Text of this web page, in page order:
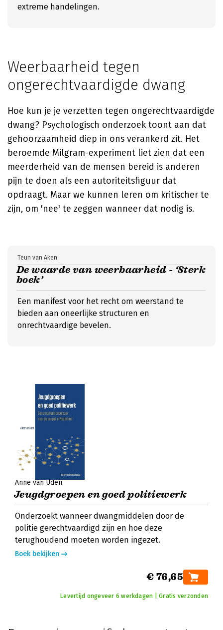
extreme handelingen.
Weerbaarheid tegen
ongerechtvaardigde dwang
Hoe kun je je verzetten tegen ongerechtvaardigde
dwang? Psychologisch onderzoek toont aan dat
gehoorzaamheid diep in ons verankerd zit. Het
beroemde Milgram-experiment liet zien dat een
meerderheid van de mensen bereid is anderen
pijn te doen als een autoriteitsfiguur dat
opdraagt. Maar we kunnen leren om kritischer te
zijn, om 'nee' te zeggen wanneer dat nodig is.
De waarde van weerbaarheid - ‘Sterk
boek’
Teun van Aken
Een manifest voor het recht om weerstand te
bieden aan oneerlijke structuren en
onrechtvaardige bevelen.
Anne van Uden
Jeugdgroepen en goed politiewerk
Onderzoekt wanneer dwangmiddelen door de
politie gerechtvaardigd zijn en hoe deze
terughoudend moeten worden ingezet.
Boek bekijken
€ 76,65
Levertijd ongeveer 6 werkdagen | Gratis verzonden